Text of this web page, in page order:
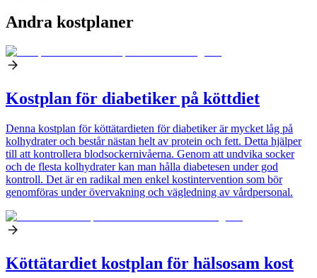
Andra kostplaner
Kostplan för diabetiker på köttdiet
Denna kostplan för köttätardieten för diabetiker är mycket låg på
kolhydrater och består nästan helt av protein och fett. Detta hjälper
till att kontrollera blodsockernivåerna. Genom att undvika socker
och de flesta kolhydrater kan man hålla diabetesen under god
kontroll. Det är en radikal men enkel kostintervention som bör
genomföras under övervakning och vägledning av vårdpersonal.
Köttätardiet kostplan för hälsosam kost